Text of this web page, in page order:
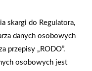
skargi do Regulatora,
danych osobowych
przepisy „RODO”.
osobowych jest